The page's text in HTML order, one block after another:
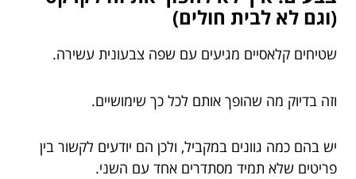
(וגם לא לבית חולים)
שטיחים קלאסיים מגיעים עם שפה צבעונית עשירה.
וזה בדיוק מה שהופך אותם לכל כך שימושיים.
יש בהם כמה גוונים במקביל, ולכן הם יודעים לקשור בין
פריטים שלא תמיד מסתדרים אחד עם השני.